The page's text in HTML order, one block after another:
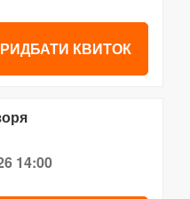
КВИТОК
14:00